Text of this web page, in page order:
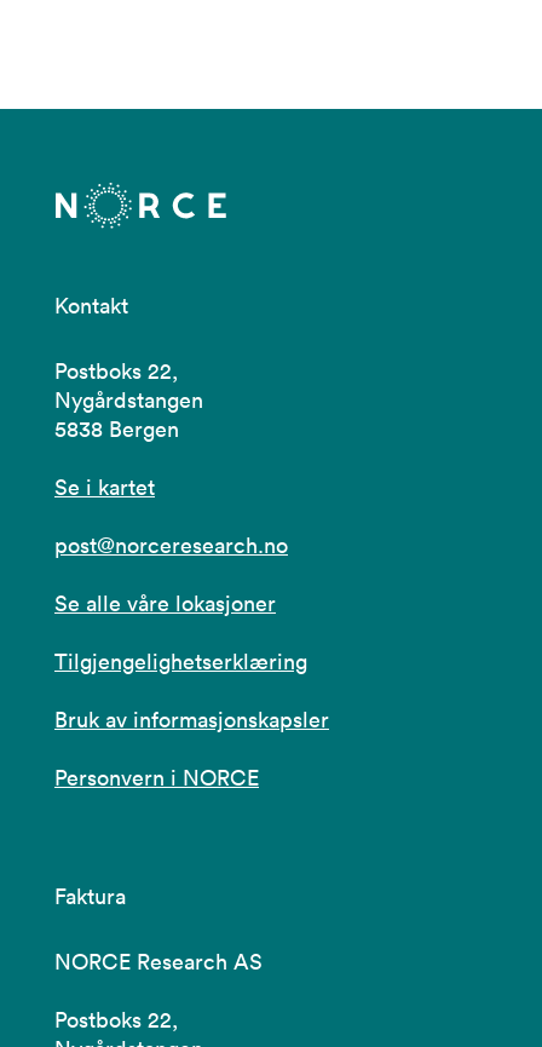
Kontakt
Postboks 22,
Nygårdstangen
5838 Bergen
Se i kartet
post@norceresearch.no
Se alle våre lokasjoner
Tilgjengelighetserklæring
Bruk av informasjonskapsler
Personvern i NORCE
Faktura
NORCE Research AS
Postboks 22,